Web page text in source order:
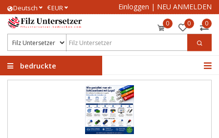
Deutsch €EUR Einloggen | NEU ANMELDEN
0 0 0
bedruckte